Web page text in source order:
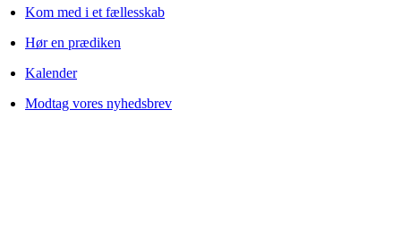
Kom med i et fællesskab
Hør en prædiken
Kalender
Modtag vores nyhedsbrev